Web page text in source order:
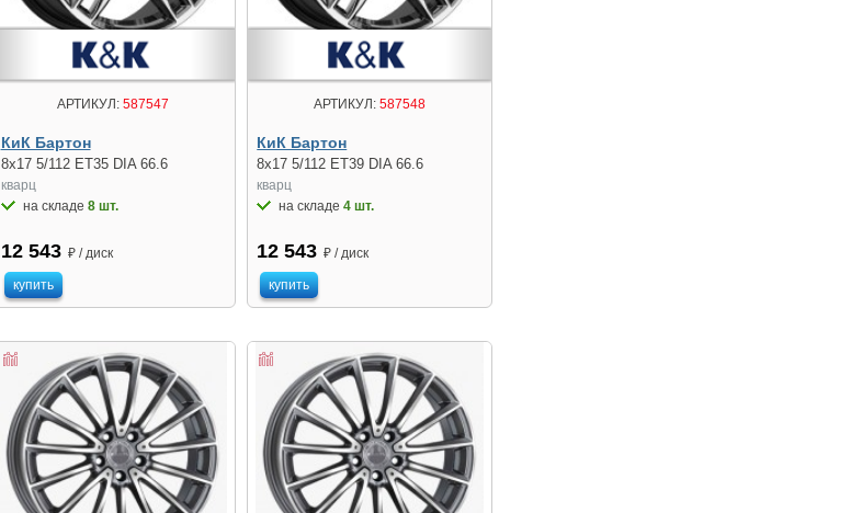
АРТИКУЛ: 587547
КиК Бартон
8x17 5/112 ET35 DIA 66.6
кварц
на складе 8 шт.
12 543 ₽ / диск
купить
АРТИКУЛ: 587548
КиК Бартон
8x17 5/112 ET39 DIA 66.6
кварц
на складе4 шт.
12 543 ₽ / диск
купить